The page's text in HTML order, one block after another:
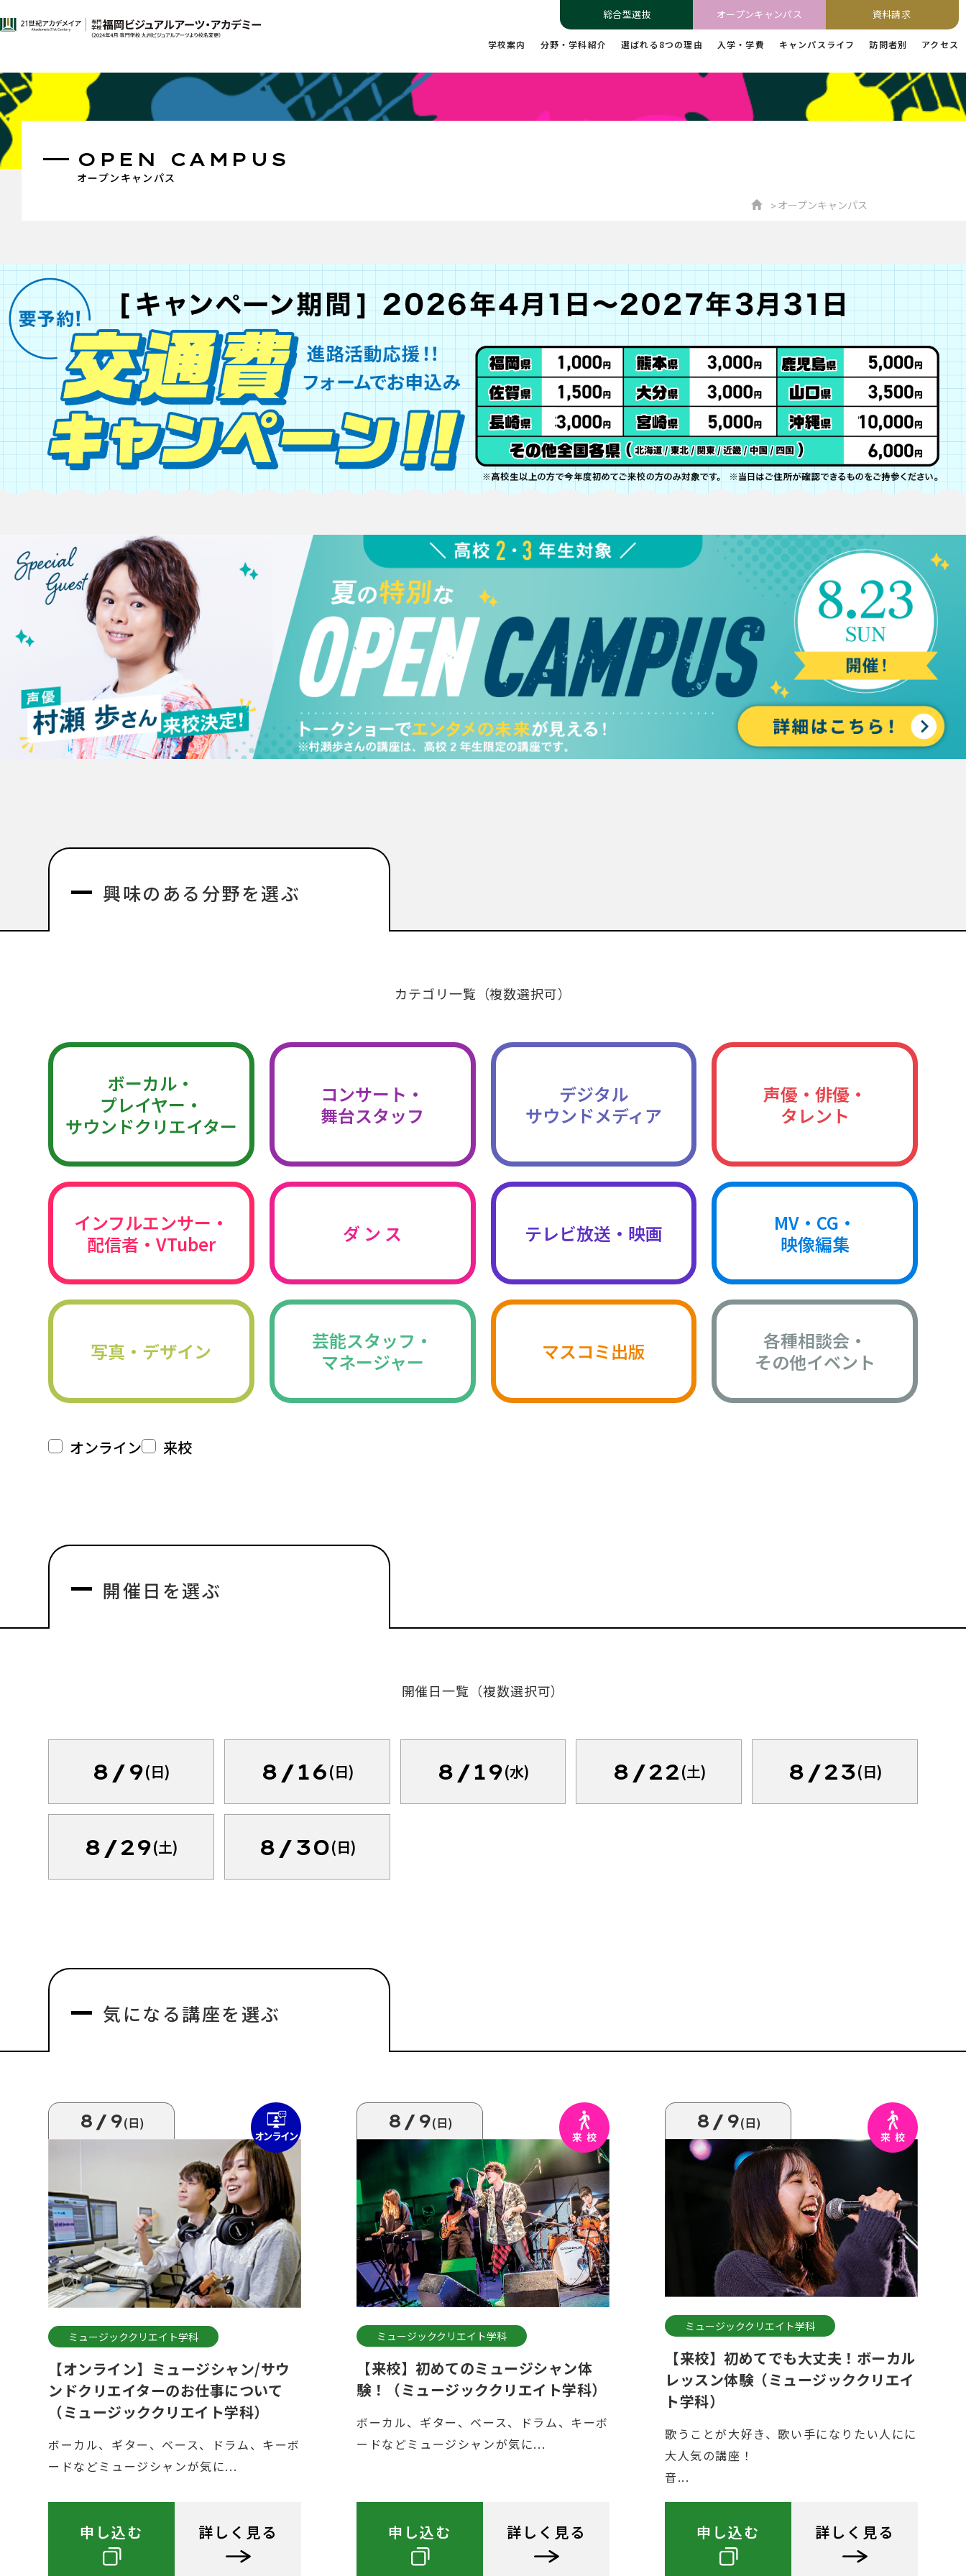
総合型選抜 オープンキャンパス 資料請求
学校案内 分野・学科紹介 選ばれる8つの理由 入学・学費 キャンパスライフ 訪問者別 アクセス
オープンキャンパス
OPEN CAMPUS
オープンキャンパス
興味のある分野を選ぶ
カテゴリ一覧（複数選択可）
ボーカル・
プレイヤー・
サウンドクリエイター
コンサート・
舞台スタッフ
デジタル
サウンドメディア
声優・俳優・
タレント
インフルエンサー・
配信者・VTuber
ダ ン ス テレビ放送・映画
MV・CG・
映像編集
写真・デザイン
芸能スタッフ・
マネージャー
マスコミ出版
各種相談会・
その他イベント
オンライン 来校
開催日を選ぶ
開催日一覧（複数選択可）
8/9(日) 8/16(日) 8/19(水) 8/22(土) 8/23(日)
8/29(土) 8/30(日)
気になる講座を選ぶ
8/9(日)
ミュージッククリエイト学科
【オンライン】ミュージシャン/サウ
ンドクリエイターのお仕事について
（ミュージッククリエイト学科）
ボーカル、ギター、ベース、ドラム、キーボ
ードなどミュージシャンが気に...
申し込む 詳しく見る
8/9(日)
ミュージッククリエイト学科
【来校】初めてのミュージシャン体
験！（ミュージッククリエイト学科）
ボーカル、ギター、ベース、ドラム、キーボ
ードなどミュージシャンが気に...
申し込む 詳しく見る
8/9(日)
ミュージッククリエイト学科
【来校】初めてでも大丈夫！ボーカル
レッスン体験（ミュージッククリエイ
ト学科）
歌うことが大好き、歌い手になりたい人にに
大人気の講座！
音...
申し込む 詳しく見る